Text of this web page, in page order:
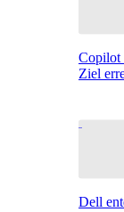
Copilot
Ziel
Dell